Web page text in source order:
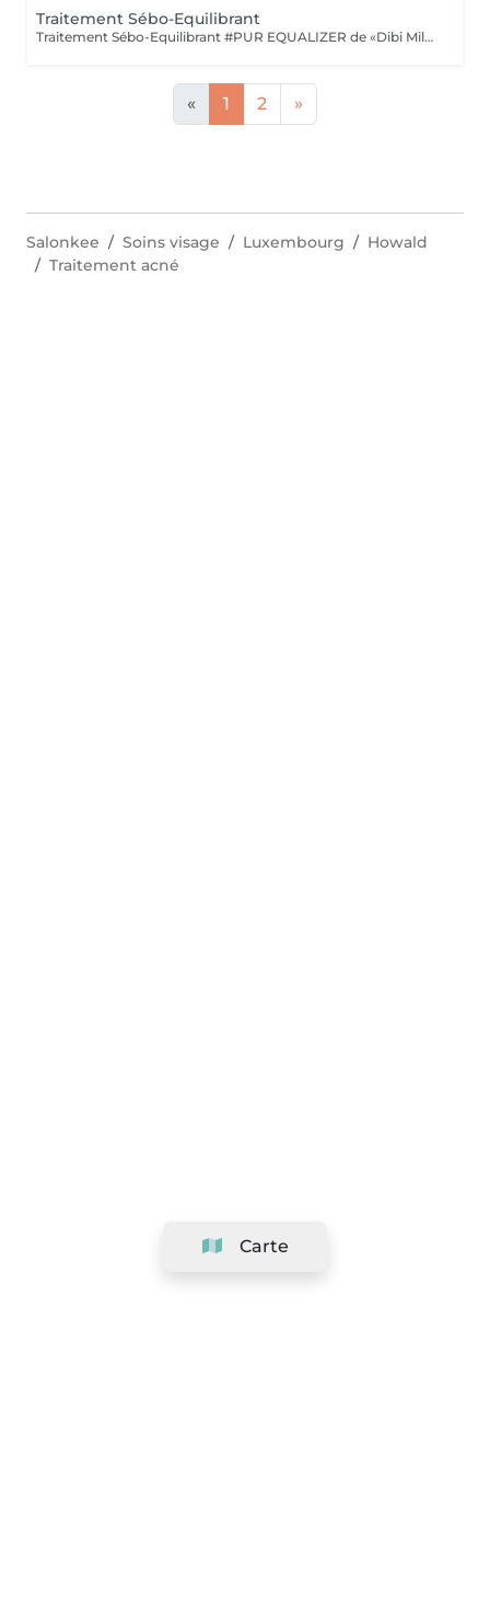
Traitement Sébo-Equilibrant
Traitement Sébo-Equilibrant #PUR EQUALIZER de «Dibi Milano» grâce aux performances de ses principes actifs innovants, il est en mesure de régulariser l'excès de sébum, en procurant un effet matifiant et en réduisant visiblement les pores dilatés, le grain de peau est affiné. Ce soin aide à matifier la peau tout en la maintenant hydratée et protégée. (Masque bio-cellulose)
« 1 2 »
Carte
Salonkee Soins visage Luxembourg
Howald
Traitement acné